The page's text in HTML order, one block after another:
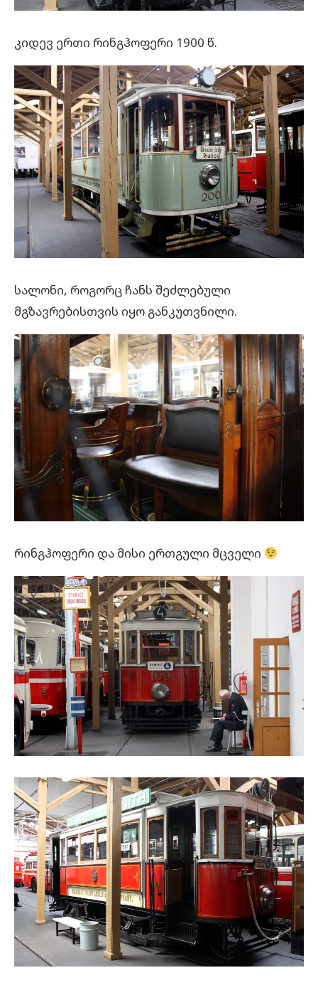
კიდევ ერთი რინგჰოფერი 1900 წ.
სალონი, როგორც ჩანს შეძლებული
მგზავრებისთვის იყო განკუთვნილი.
რინგჰოფერი და მისი ერთგული მცველი